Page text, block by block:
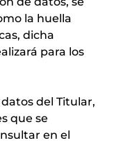
la huella
dicha
para los
del Titular,
que se
en el